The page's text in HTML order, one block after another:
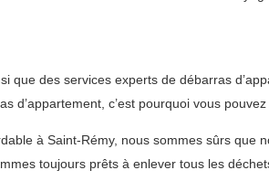
que des services experts de débarras
c’est pourquoi vous
à Saint-Rémy, nous sommes sûrs
toujours prêts à enlever tous les